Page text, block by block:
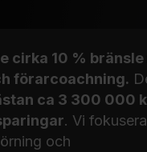
cirka 10 % bränsle
förarcoachning.
ca 3 300 000
. Vi
och